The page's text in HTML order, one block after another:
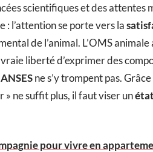
scientifiques et des attentes
: l’attention se porte vers la
de l’animal. L’OMS
liberté d’exprimer des
ANSESne s’y trompent pas.
» ne suffit plus, il faut viser un
pour vivre en